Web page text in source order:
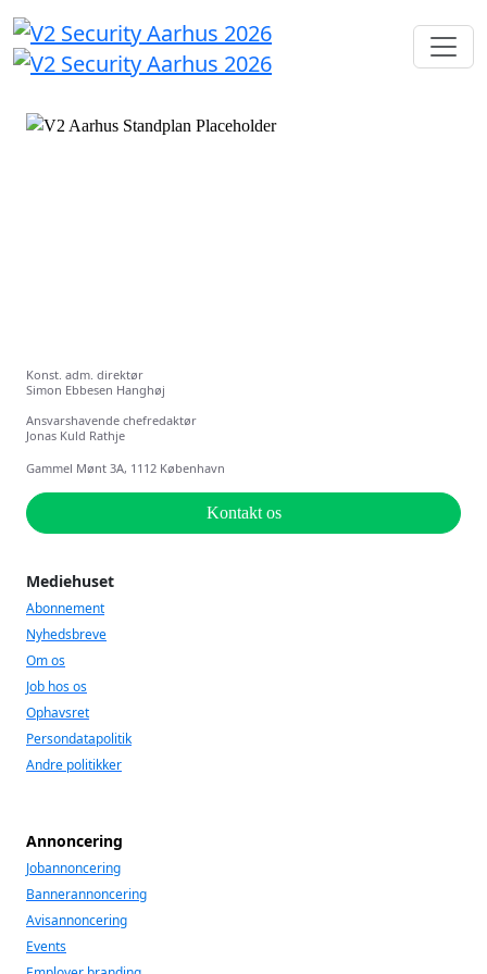
Konst. adm. direktør
Simon Ebbesen Hanghøj
Ansvarshavende chefredaktør
Jonas Kuld Rathje
Gammel Mønt 3A, 1112 København
Kontakt os
Mediehuset
Abonnement
Nyhedsbreve
Om os
Job hos os
Ophavsret
Persondatapolitik
Andre politikker
Annoncering
Jobannoncering
Bannerannoncering
Avisannoncering
Events